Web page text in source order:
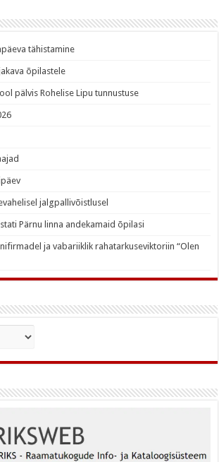
tähistamine
õpilastele
pälvis Rohelise Lipu tunnustuse
jalgpallivõistlusel
Pärnu linna andekamaid õpilasi
ja vabariiklik rahatarkuseviktoriin “Olen